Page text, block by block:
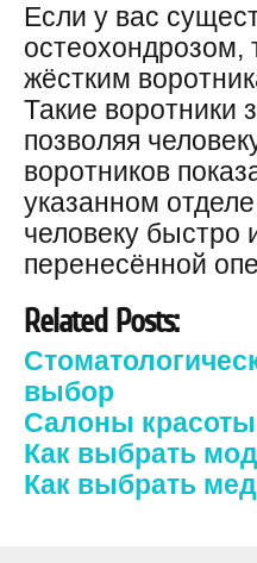
Если у вас
остеохондрозом,
жёстким
Такие воротники
позволяя
воротников
указанном
человеку быстро
перенесённой
Related Posts:
выбор
Салоны
Как выбрать
Как выбрать